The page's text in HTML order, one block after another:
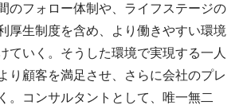
のフォロー体制や、ライフステージの
厚生制度を含め、より働きやすい環境
ていく。そうした環境で実現する一人
り顧客を満足させ、さらに会社のプレ
。コンサルタントとして、唯一無二